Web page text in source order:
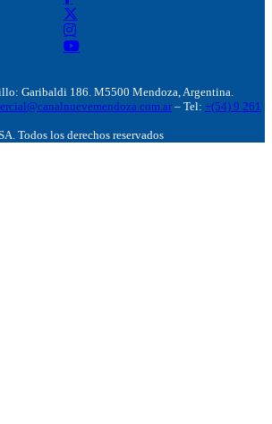
Garibaldi 186. M5500 Mendoza, Argentina.
– Tel: +(54) 9 261
Todos los derechos reservados